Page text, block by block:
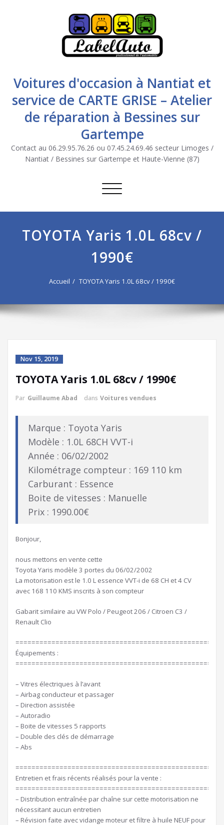
Voitures d'occasion à Nantiat et
service de CARTE GRISE – Atelier
de réparation à Bessines sur
Gartempe
Contact au 06.29.95.76.26 ou 07.45.24.69.46 secteur Limoges /
Nantiat / Bessines sur Gartempe et Haute-Vienne (87)
Afficher/masquer la navigation
TOYOTA Yaris 1.0L 68cv /
1990€
Accueil TOYOTA Yaris 1.0L 68cv / 1990€
Nov 15, 2019
TOYOTA Yaris 1.0L 68cv / 1990€
Par Guillaume Abad dans Voitures vendues
Marque : Toyota Yaris
Modèle : 1.0L 68CH VVT-i
Année : 06/02/2002
Kilométrage compteur : 169 110 km
Carburant : Essence
Boite de vitesses : Manuelle
Prix : 1990.00€
Bonjour,
nous mettons en vente cette
Toyota Yaris modèle 3 portes du 06/02/2002
La motorisation est le 1.0 L essence VVT-i de 68 CH et 4 CV
avec 168 110 KMS inscrits à son compteur
Gabarit similaire au VW Polo / Peugeot 206 / Citroen C3 /
Renault Clio
Équipements :
– Vitres électriques à l’avant
– Airbag conducteur et passager
– Direction assistée
– Autoradio
– Boite de vitesses 5 rapports
– Double des clés de démarrage
– Abs
Entretien et frais récents réalisés pour la vente :
– Distribution entraînée par chaîne sur cette motorisation ne
nécessitant aucun entretien
– Révision faite avec vidange moteur et filtre à huile NEUF pour